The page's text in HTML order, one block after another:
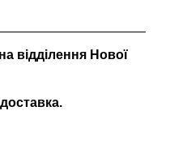
відділення Нової